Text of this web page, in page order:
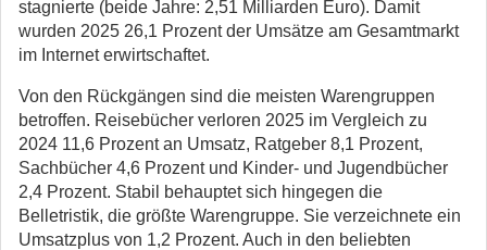
stagnierte (beide Jahre: 2,51 Milliarden Euro). Damit
wurden 2025 26,1 Prozent der Umsätze am Gesamtmarkt
im Internet erwirtschaftet.
Von den Rückgängen sind die meisten Warengruppen
betroffen. Reisebücher verloren 2025 im Vergleich zu
2024 11,6 Prozent an Umsatz, Ratgeber 8,1 Prozent,
Sachbücher 4,6 Prozent und Kinder- und Jugendbücher
2,4 Prozent. Stabil behauptet sich hingegen die
Belletristik, die größte Warengruppe. Sie verzeichnete ein
Umsatzplus von 1,2 Prozent. Auch in den beliebten